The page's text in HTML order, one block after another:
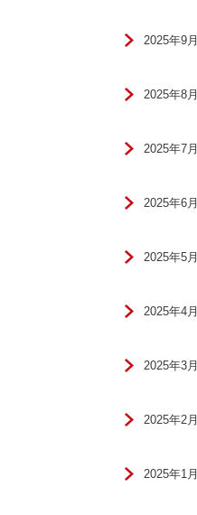
2025年9月
2025年8月
2025年7月
2025年6月
2025年5月
2025年4月
2025年3月
2025年2月
2025年1月